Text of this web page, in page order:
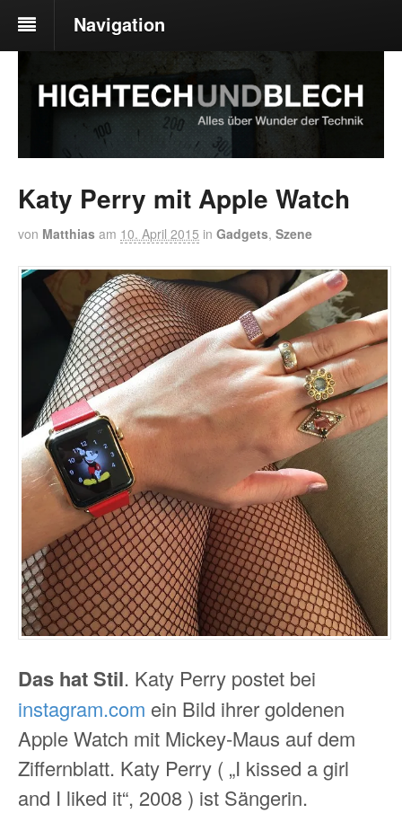
Navigation
Katy Perry mit Apple Watch
von Matthias am 10. April 2015 in Gadgets, Szene
Das hat Stil. Katy Perry postet bei
instagram.com ein Bild ihrer goldenen
Apple Watch mit Mickey-Maus auf dem
Ziffernblatt. Katy Perry ( „I kissed a girl
and I liked it“, 2008 ) ist Sängerin.